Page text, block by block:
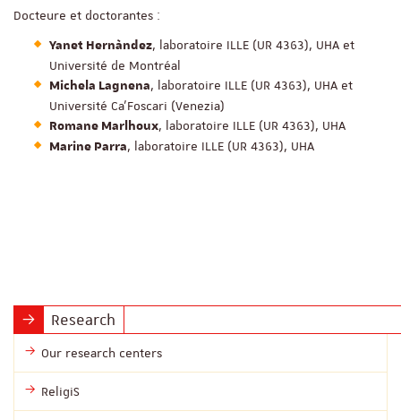
Docteure et doctorantes :
Yanet Hernàndez, laboratoire ILLE (UR 4363), UHA et
Université de Montréal
Michela Lagnena, laboratoire ILLE (UR 4363), UHA et
Université Ca'Foscari (Venezia)
Romane Marlhoux, laboratoire ILLE (UR 4363), UHA
Marine Parra, laboratoire ILLE (UR 4363), UHA
Research
Our research centers
ReligiS